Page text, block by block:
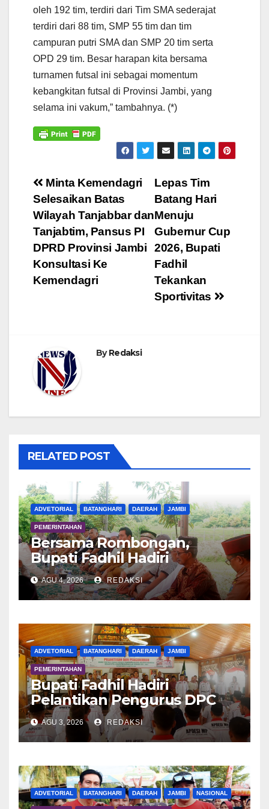
oleh 192 tim, terdiri dari Tim SMA sederajat
terdiri dari 88 tim, SMP 55 tim dan tim
campuran putri SMA dan SMP 20 tim serta
OPD 29 tim. Besar harapan kita bersama
turnamen futsal ini sebagai momentum
kebangkitan futsal di Provinsi Jambi, yang
selama ini vakum,” tambahnya. (*)
Navigasi
pos
Lepas Tim
Batang Hari
Menuju
Gubernur Cup
2026, Bupati
Fadhil
Tekankan
Sportivitas
Minta Kemendagri
Selesaikan Batas
Wilayah Tanjabbar dan
Tanjabtim, Pansus PI
DPRD Provinsi Jambi
Konsultasi Ke
Kemendagri
ByRedaksi
RELATED POST
ADVETORIAL BATANGHARI DAERAH JAMBI
PEMERINTAHAN
Bersama Rombongan,
Bupati Fadhil Hadiri
Syukuran Tanam Padi di
Terusan
AGU 4, 2026 REDAKSI
ADVETORIAL BATANGHARI DAERAH JAMBI
PEMERINTAHAN
Bupati Fadhil Hadiri
Pelantikan Pengurus DPC
APDESI MP
AGU 3, 2026 REDAKSI
ADVETORIAL BATANGHARI DAERAH JAMBI NASIONAL